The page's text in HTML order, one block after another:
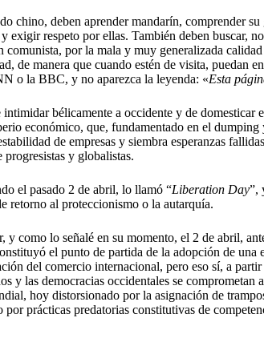
chino, deben aprender mandarín, comprender
exigir respeto por ellas. También deben buscar,
comunista, por la mala y muy generalizada
de manera que cuando estén de visita, puedan
o la BBC, y no aparezca la leyenda: «Esta
bélicamente a occidente y de domesticar
económico, que, fundamentado en el
de empresas y siembra esperanzas
y globalistas.
el pasado 2 de abril, lo llamó “Liberation Day”,
retorno al proteccionismo o la autarquía.
y como lo señalé en su momento, el 2 de abril,
el punto de partida de la adopción de una
del comercio internacional, pero eso sí, a partir
y las democracias occidentales se
hoy distorsionado por la asignación de
por prácticas predatorias constitutivas de